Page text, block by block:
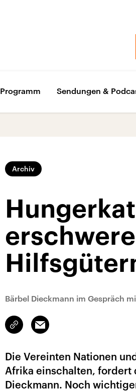
Programm Sendungen &
Archiv
Bärbel Dieckmann im Gespräch
Link
kopieren/teilen
Email
Die Vereinten Nationen
Afrika einschalten, fordert
Dieckmann. Noch